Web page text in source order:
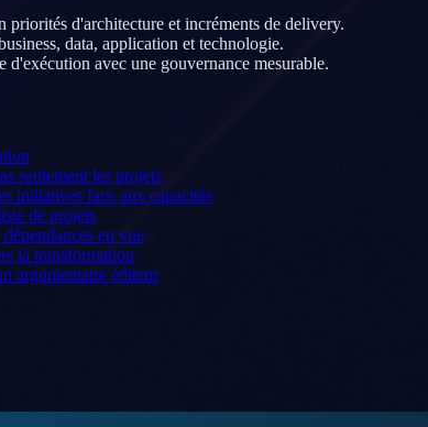
priorités d'architecture et incréments de delivery.
data, application et technologie.
avec une gouvernance mesurable.
seulement les projets
initiatives face aux capacités
de projets
en vue
la transformation
argumentaire éditeur